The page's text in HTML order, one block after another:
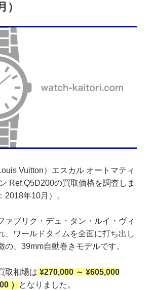
）
Vuitton）エスカル オートマティ
Ref.Q5D200の買取価格を調査しま
2018年10月）。
ァブリク・デュ・タン・ルイ・ヴィ
、ワールドタイムを全面に打ち出し
の、39mm自動巻きモデルです。
取相場は ¥270,000 ～ ¥605,000
）
となりました。